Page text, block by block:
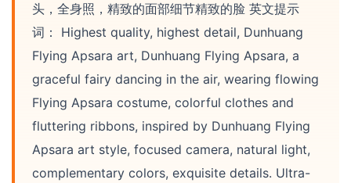
头，全身照，精致的面部细节精致的脸 英文提示
词： Highest quality, highest detail, Dunhuang
Flying Apsara art, Dunhuang Flying Apsara, a
graceful fairy dancing in the air, wearing flowing
Flying Apsara costume, colorful clothes and
fluttering ribbons, inspired by Dunhuang Flying
Apsara art style, focused camera, natural light,
complementary colors, exquisite details. Ultra-